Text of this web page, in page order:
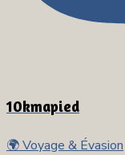
10kmapied
🌍 Voyage & Évasion